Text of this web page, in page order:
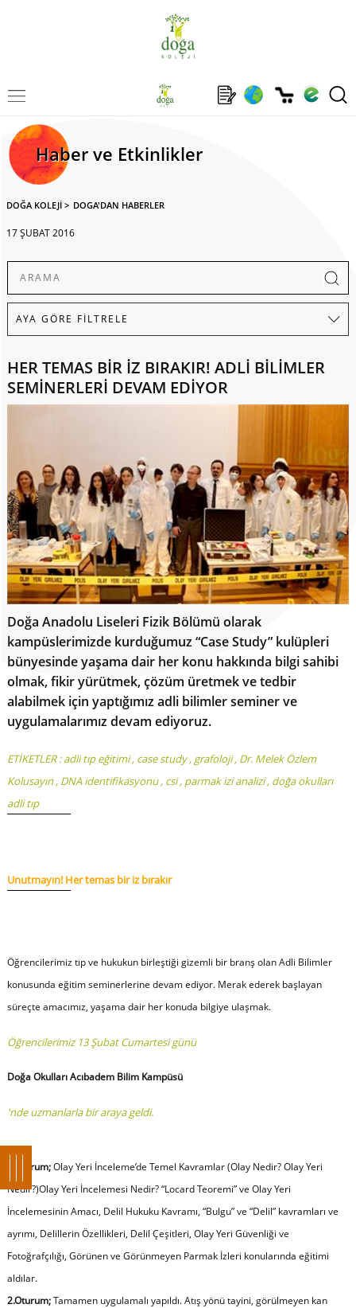
Haber ve Etkinlikler
DOĞA KOLEJİ > DOGA'DAN HABERLER
17 ŞUBAT 2016
HER TEMAS BİR İZ BIRAKIR! ADLİ BİLİMLER
SEMİNERLERİ DEVAM EDİYOR
Doğa Anadolu Liseleri Fizik Bölümü olarak
kampüslerimizde kurduğumuz “Case Study” kulüpleri
bünyesinde yaşama dair her konu hakkında bilgi sahibi
olmak, fikir yürütmek, çözüm üretmek ve tedbir
alabilmek için yaptığımız adli bilimler seminer ve
uygulamalarımız devam ediyoruz.
ETİKETLER :adli tıp eğitimi, case study, grafoloji, Dr. Melek Özlem
Kolusayın, DNA identifikasyonu, csi, parmak izi analizi, doğa okulları
adli tıp
Unutmayın! Her temas bir iz bırakır
Öğrencilerimiz tıp ve hukukun birleştiği gizemli bir branş olan Adli Bilimler
konusunda eğitim seminerlerine devam ediyor. Merak ederek başlayan
süreçte amacımız, yaşama dair her konuda bilgiye ulaşmak.
Öğrencilerimiz 13 Şubat Cumartesi günü
Doğa Okulları Acıbadem Bilim Kampüsü
'nde uzmanlarla bir araya geldi.
1.Oturum;Olay Yeri İnceleme’de Temel Kavramlar (Olay Nedir? Olay Yeri
Nedir?)Olay Yeri İncelemesi Nedir? “Locard Teoremi” ve Olay Yeri
İncelemesinin Amacı, Delil Hukuku Kavramı, “Bulgu” ve “Delil” kavramları ve
ayrımı, Delillerin Özellikleri, Delil Çeşitleri, Olay Yeri Güvenliği ve
Fotoğrafçılığı, Görünen ve Görünmeyen Parmak İzleri konularında eğitimi
aldılar.
2.Oturum;Tamamen uygulamalı yapıldı. Atış yönü tayini, görülmeyen kan